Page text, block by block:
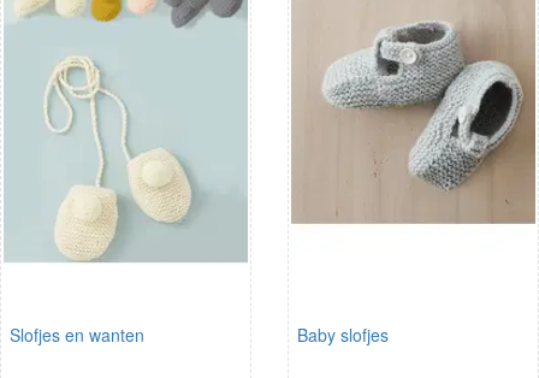
Slofjes en wanten Baby slofjes